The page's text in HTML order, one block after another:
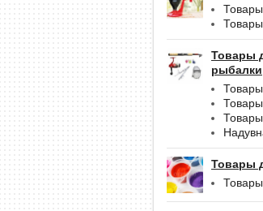
Товары
рыбалки
Товары